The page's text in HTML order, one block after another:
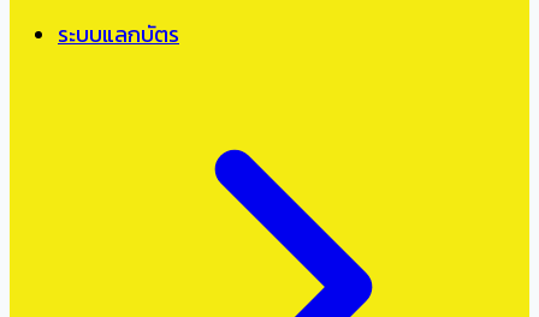
ระบบแลกบัตร